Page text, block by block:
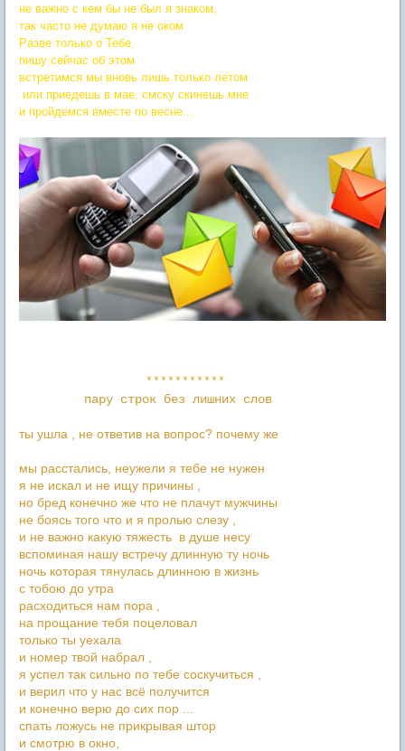
не важно с кем бы не был я знаком,
так часто не думаю я не оком
Разве только о Тебе.
пишу сейчас об этом
встретимся мы вновь лишь только летом
или приедешь в мае, смску скинешь мне
и пройдемся вместе по весне...
***********
пару строк без лишних слов
ты ушла , не ответив на вопрос? почему же
мы расстались, неужели я тебе не нужен
я не искал и не ищу причины ,
но бред конечно же что не плачут мужчины
не боясь того что и я пролью слезу ,
и не важно какую тяжесть в душе несу
вспоминая нашу встречу длинную ту ночь
ночь которая тянулась длинною в жизнь
с тобою до утра
расходиться нам пора ,
на прощание тебя поцеловал
только ты уехала
и номер твой набрал ,
я успел так сильно по тебе соскучиться ,
и верил что у нас всё получится
и конечно верю до сих пор ...
спать ложусь не прикрывая штор
и смотрю в окно,